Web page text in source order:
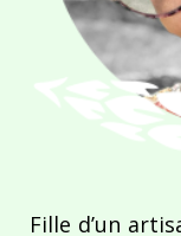
Fille d’un